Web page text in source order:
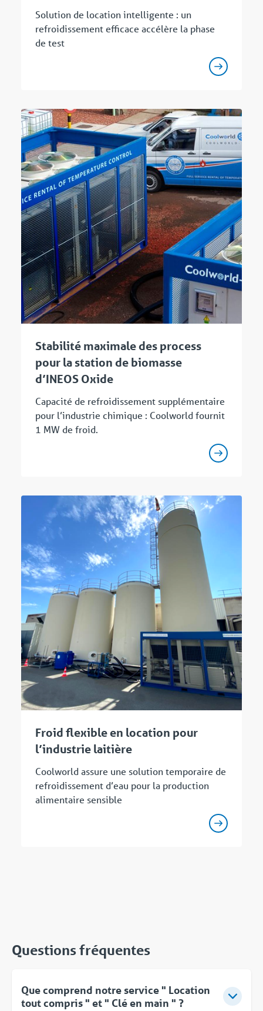
Solution de location intelligente : un
refroidissement efficace accélère la phase
de test
Stabilité maximale des process
pour la station de biomasse
d’INEOS Oxide
Capacité de refroidissement supplémentaire
pour l’industrie chimique : Coolworld fournit
1 MW de froid.
Froid flexible en location pour
l’industrie laitière
Coolworld assure une solution temporaire de
refroidissement d’eau pour la production
alimentaire sensible
Questions fréquentes
Que comprend notre service " Location
tout compris " et " Clé en main " ?